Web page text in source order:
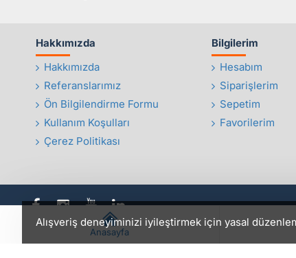
Anasayfa
Alışveriş deneyiminizi iyileştirmek için yasal
Hakkımızda
Hakkımızda
Referanslarımız
Ön Bilgilendirme Formu
Kullanım Koşulları
Çerez Politikası
Bilgilerim
Hesabım
Siparişlerim
Sepetim
Favorilerim